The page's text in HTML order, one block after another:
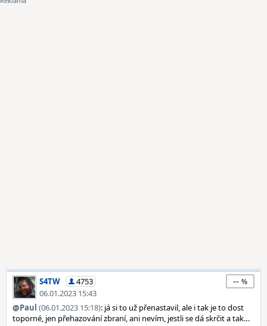
S4TW
4753
06.01.2023 15:43
--
@Paul (06.01.2023 15:18): já si to už přenastavil, ale i tak je to dost
toporné, jen přehazování zbraní, ani nevím, jestli se dá skrčit a tak…